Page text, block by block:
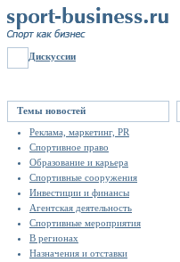
Дискуссии
Темы новостей
Реклама, маркетинг, PR
Спортивное право
Образование и карьера
Спортивные сооружения
Инвестиции и финансы
Агентская деятельность
Спортивные мероприятия
В регионах
Назначения и отставки